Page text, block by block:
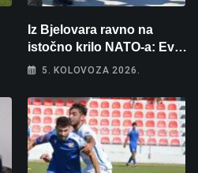
Iz Bjelovara ravno na
istočno krilo NATO-a: Evo
kamo odlazi 82 hrvatska
5. KOLOVOZA 2026.